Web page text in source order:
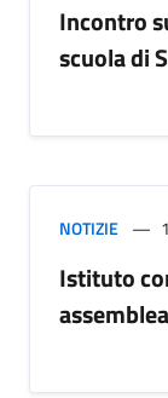
Incontro
scuola di
NOTIZIE
Istituto